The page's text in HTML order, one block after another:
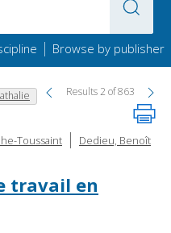
| Browse by publisher
Results 2 of 863
Toussaint | Dedieu, Benoît
travail en